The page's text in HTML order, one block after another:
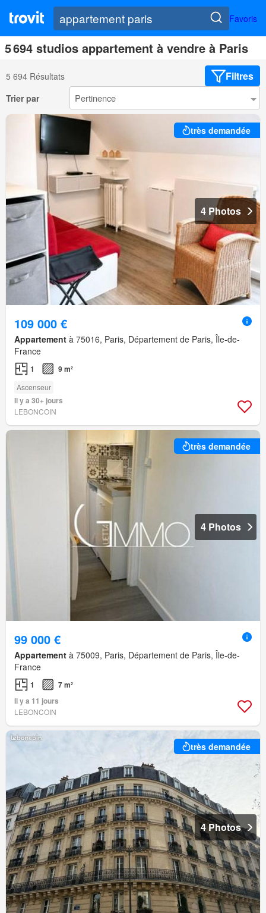
Favoris
5 694 studios appartement à vendre à Paris
5 694 Résultats Filtres
Trier par
très demandée
4 Photos
109 000 €
Appartement à 75016, Paris, Département de Paris, Île-de-
France
1 9 m²
Ascenseur
Il y a 30+ jours
LEBONCOIN
très demandée
4 Photos
99 000 €
Appartement à 75009, Paris, Département de Paris, Île-de-
France
1
7 m²
Il y a 11 jours
LEBONCOIN
très demandée
4 Photos